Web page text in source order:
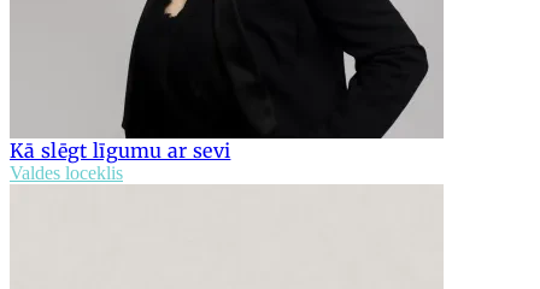
Kā slēgt līgumu ar sevi
Valdes loceklis